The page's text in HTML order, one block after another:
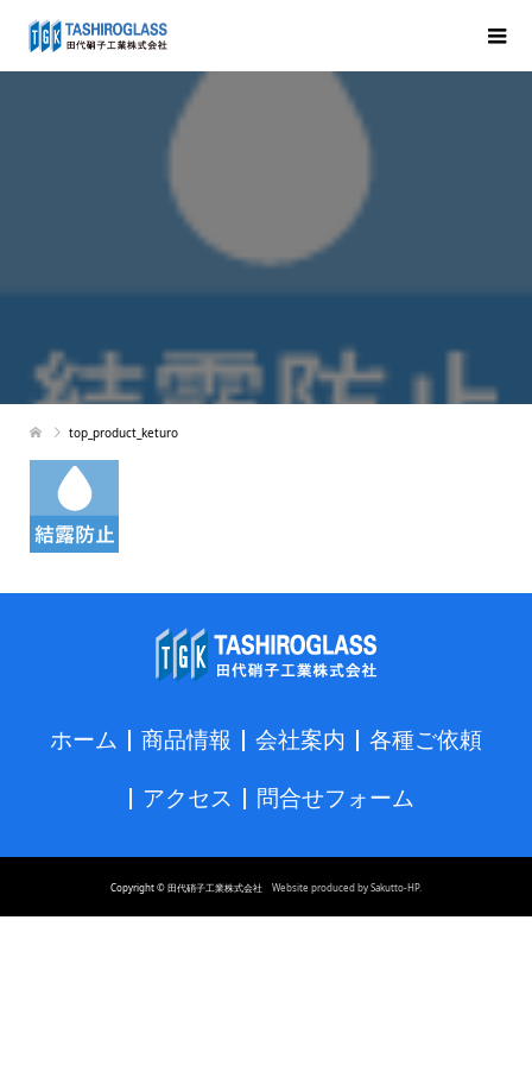
top_product_keturo
ホーム 商品情報 会社案内
各種ご依頼
アクセス
問合せフォーム
Copyright © 田代硝子工業株式会社 Website produced by Sakutto-HP.